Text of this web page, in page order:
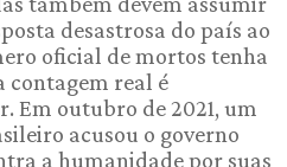
desastrosa do país ao
oficial de mortos tenha
contagem real é
Em outubro de 2021, um
acusou o governo
a humanidade por suas